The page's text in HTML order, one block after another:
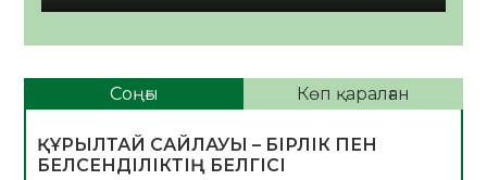
Соңғы Көп қаралған
ҚҰРЫЛТАЙ САЙЛАУЫ – БІРЛІК ПЕН
БЕЛСЕНДІЛІКТІҢ БЕЛГІСІ